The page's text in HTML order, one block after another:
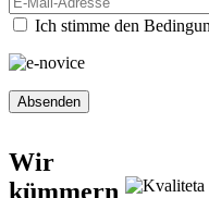
Ich stimme den
Wir
kümmern